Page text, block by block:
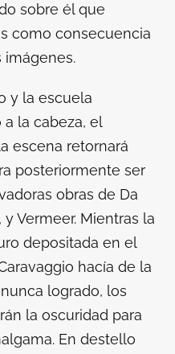
sobre él que
como consecuencia
imágenes.
y la escuela
la cabeza, el
escena retornará
posteriormente ser
obras de Da
Vermeer. Mientras la
depositada en el
hacía de la
logrado, los
la oscuridad para
En destello